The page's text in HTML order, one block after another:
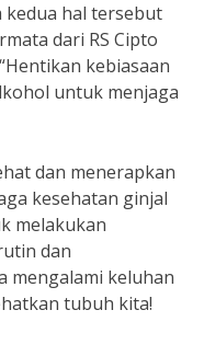
hal tersebut
dari RS Cipto
kebiasaan
untuk menjaga
dan menerapkan
kesehatan ginjal
melakukan
dan
mengalami keluhan
tubuh kita!